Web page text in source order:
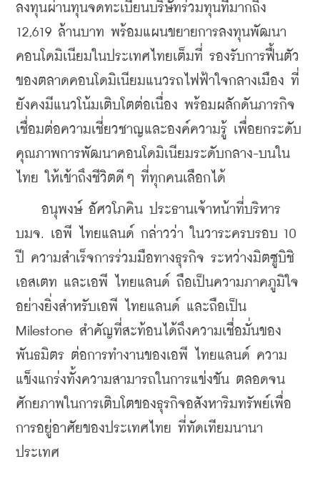
ลงทุนผ่านทุนจดทะเบียนบริษัทร่วมทุนที่มากถึง
12,619 ล้านบาท พร้อมแผนขยายการลงทุนพัฒนา
คอนโดมิเนียมในประเทศไทยเต็มที่ รองรับการฟื้นตัว
ของตลาดคอนโดมิเนียมแนวรถไฟฟ้าใจกลางเมือง ที่
ยังคงมีแนวโน้มเติบโตต่อเนื่อง พร้อมผลักดันภารกิจ
เชื่อมต่อความเชี่ยวชาญและองค์ความรู้ เพื่อยกระดับ
คุณภาพการพัฒนาคอนโดมิเนียมระดับกลาง-บนใน
ไทย ให้เข้าถึงชีวิตดีๆ ที่ทุกคนเลือกได้
อนุพงษ์ อัศวโภคิน ประธานเจ้าหน้าที่บริหาร
บมจ. เอพี ไทยแลนด์ กล่าวว่า ในวาระครบรอบ 10
ปี ความสำเร็จการร่วมมือทางธุรกิจ ระหว่างมิตซูบิชิ
เอสเตท และเอพี ไทยแลนด์ ถือเป็นความภาคภูมิใจ
อย่างยิ่งสำหรับเอพี ไทยแลนด์ และถือเป็น
Milestone สำคัญที่สะท้อนได้ถึงความเชื่อมั่นของ
พันธมิตร ต่อการทำงานของเอพี ไทยแลนด์ ความ
แข็งแกร่งทั้งความสามารถในการแข่งขัน ตลอดจน
ศักยภาพในการเติบโตของธุรกิจอสังหาริมทรัพย์เพื่อ
การอยู่อาศัยของประเทศไทย ที่ทัดเทียมนานา
ประเทศ